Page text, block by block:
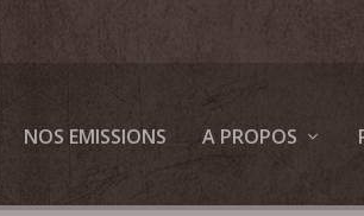
NOS EMISSIONS A PROPOS